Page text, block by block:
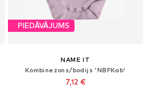
PIEDĀVĀJUMS
NAME IT
Kombinezons/bodijs 'NBFKab'
7,12 €